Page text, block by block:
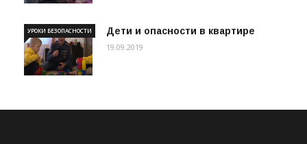
Дети и опасности в квартире
УРОКИ БЕЗОПАСНОСТИ
19.09.2019